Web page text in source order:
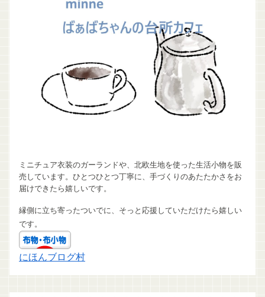
ミニチュア衣装のガーランドや、北欧生地を使った生活小物を販
売しています。ひとつひとつ丁寧に、手づくりのあたたかさをお
届けできたら嬉しいです。
縁側に立ち寄ったついでに、そっと応援していただけたら嬉しい
です。
にほんブログ村